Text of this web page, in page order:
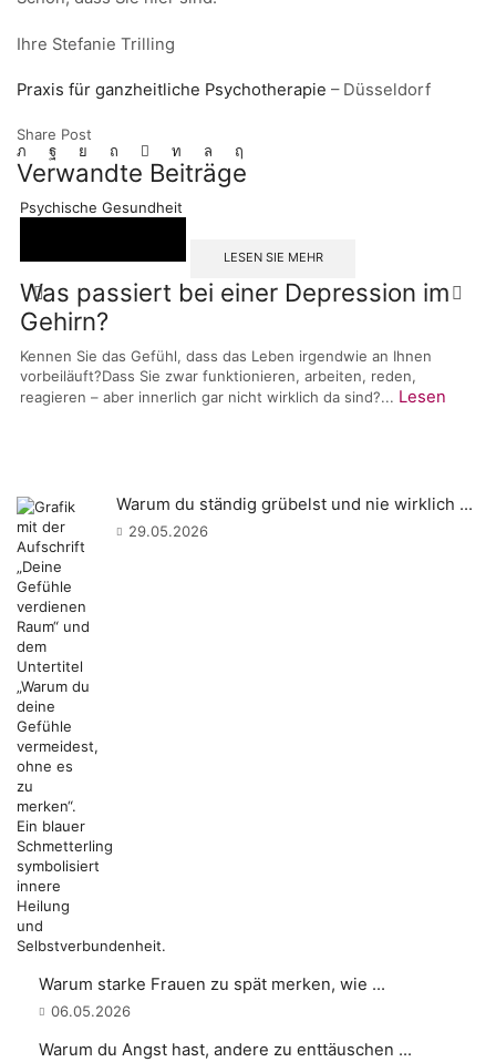
Ihre Stefanie Trilling
Praxis für ganzheitliche Psychotherapie – Düsseldorf
Share Post
Verwandte Beiträge
Psychische Gesundheit
LESEN SIE MEHR
Was passiert bei einer Depression im
Gehirn?
Kennen Sie das Gefühl, dass das Leben irgendwie an Ihnen
vorbeiläuft?Dass Sie zwar funktionieren, arbeiten, reden,
reagieren – aber innerlich gar nicht wirklich da sind?... Lesen
Warum du ständig grübelst und nie wirklich ...
29.05.2026
Warum starke Frauen zu spät merken, wie ...
06.05.2026
Warum du Angst hast, andere zu enttäuschen ...